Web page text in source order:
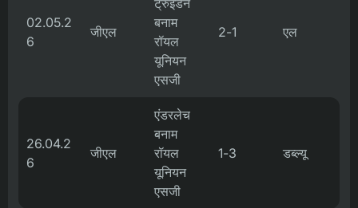
02.05.2
6
जीएल
ट्रुइडेन
बनाम
रॉयल
यूनियन
एसजी
2-1 एल
26.04.2
6
जीएल
एंडरलेच
बनाम
रॉयल
यूनियन
एसजी
1-3 डब्ल्यू